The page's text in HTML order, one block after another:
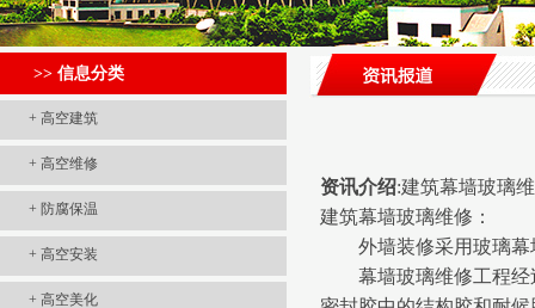
>> 信息分类
+ 高空建筑
+ 高空维修
+ 防腐保温
+ 高空安装
+ 高空美化
资讯介绍:建筑幕墙玻璃
建筑幕墙玻璃维修：
外墙装修采用玻璃幕
幕墙玻璃维修工程经